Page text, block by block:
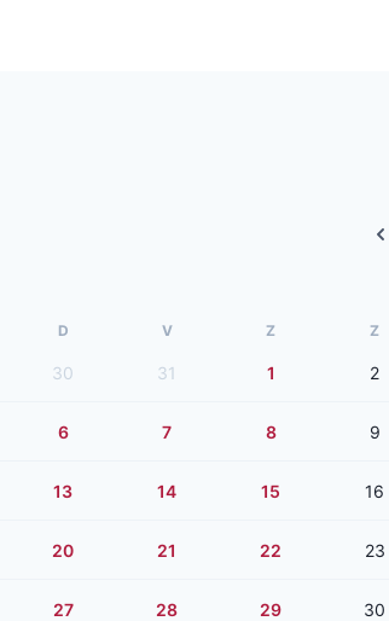
D V Z Z
30 31 1 2
6 7 8 9
13 14 15 16
20 21 22 23
27 28 29 30